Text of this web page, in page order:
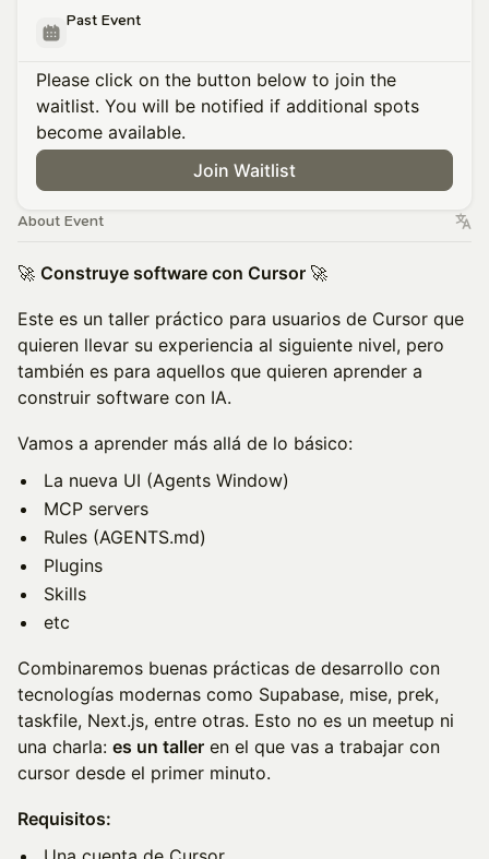
Past Event
Please click on the button below to join the
waitlist. You will be notified if additional spots
become available.
Join Waitlist
About Event
🚀 Construye software con Cursor 🚀
Este es un taller práctico para usuarios de Cursor que
quieren llevar su experiencia al siguiente nivel, pero
también es para aquellos que quieren aprender a
construir software con IA.
Vamos a aprender más allá de lo básico:
La nueva UI (Agents Window)
MCP servers
Rules (AGENTS.md)
Plugins
Skills
etc
Combinaremos buenas prácticas de desarrollo con
tecnologías modernas como Supabase, mise, prek,
taskfile, Next.js, entre otras. Esto no es un meetup ni
una charla: es un taller en el que vas a trabajar con
cursor desde el primer minuto.
Requisitos: